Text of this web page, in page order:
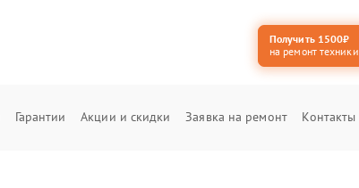
Получить 1500₽
на ремонт техники
Гарантии Акции и скидки Заявка на ремонт Контакты